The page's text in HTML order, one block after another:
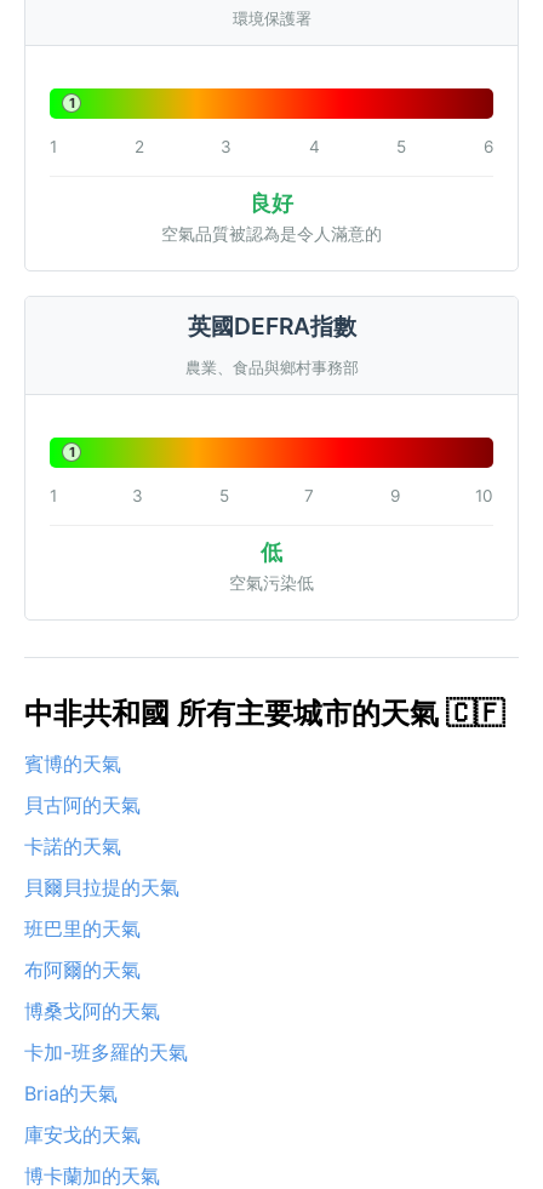
環境保護署
1
1 2 3 4 5 6
良好
空氣品質被認為是令人滿意的
英國DEFRA指數
農業、食品與鄉村事務部
1
1 3 5 7 9 10
低
空氣污染低
中非共和國 所有主要城市的天氣 🇨🇫
賓博的天氣
貝古阿的天氣
卡諾的天氣
貝爾貝拉提的天氣
班巴里的天氣
布阿爾的天氣
博桑戈阿的天氣
卡加-班多羅的天氣
Bria的天氣
庫安戈的天氣
博卡蘭加的天氣